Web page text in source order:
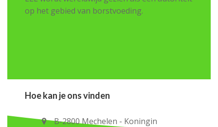
op het gebied van borstvoeding.
Hoe kan je ons vinden
B-2800 Mechelen - Koningin